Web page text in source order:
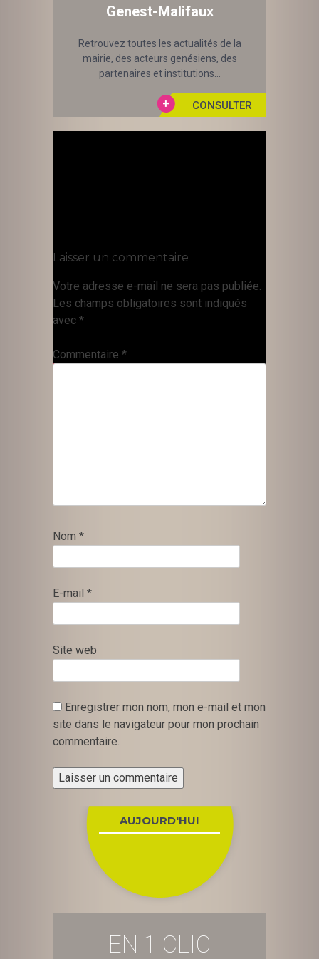
Genest-Malifaux
Retrouvez toutes les actualités de la
mairie, des acteurs genésiens, des
partenaires et institutions...
Laisser un commentaire
Votre adresse e-mail ne sera pas publiée.
Les champs obligatoires sont indiqués
avec *
Commentaire *
Nom *
E-mail *
Site web
Enregistrer mon nom, mon e-mail et mon
site dans le navigateur pour mon prochain
commentaire.
AUJOURD'HUI
EN 1 CLIC